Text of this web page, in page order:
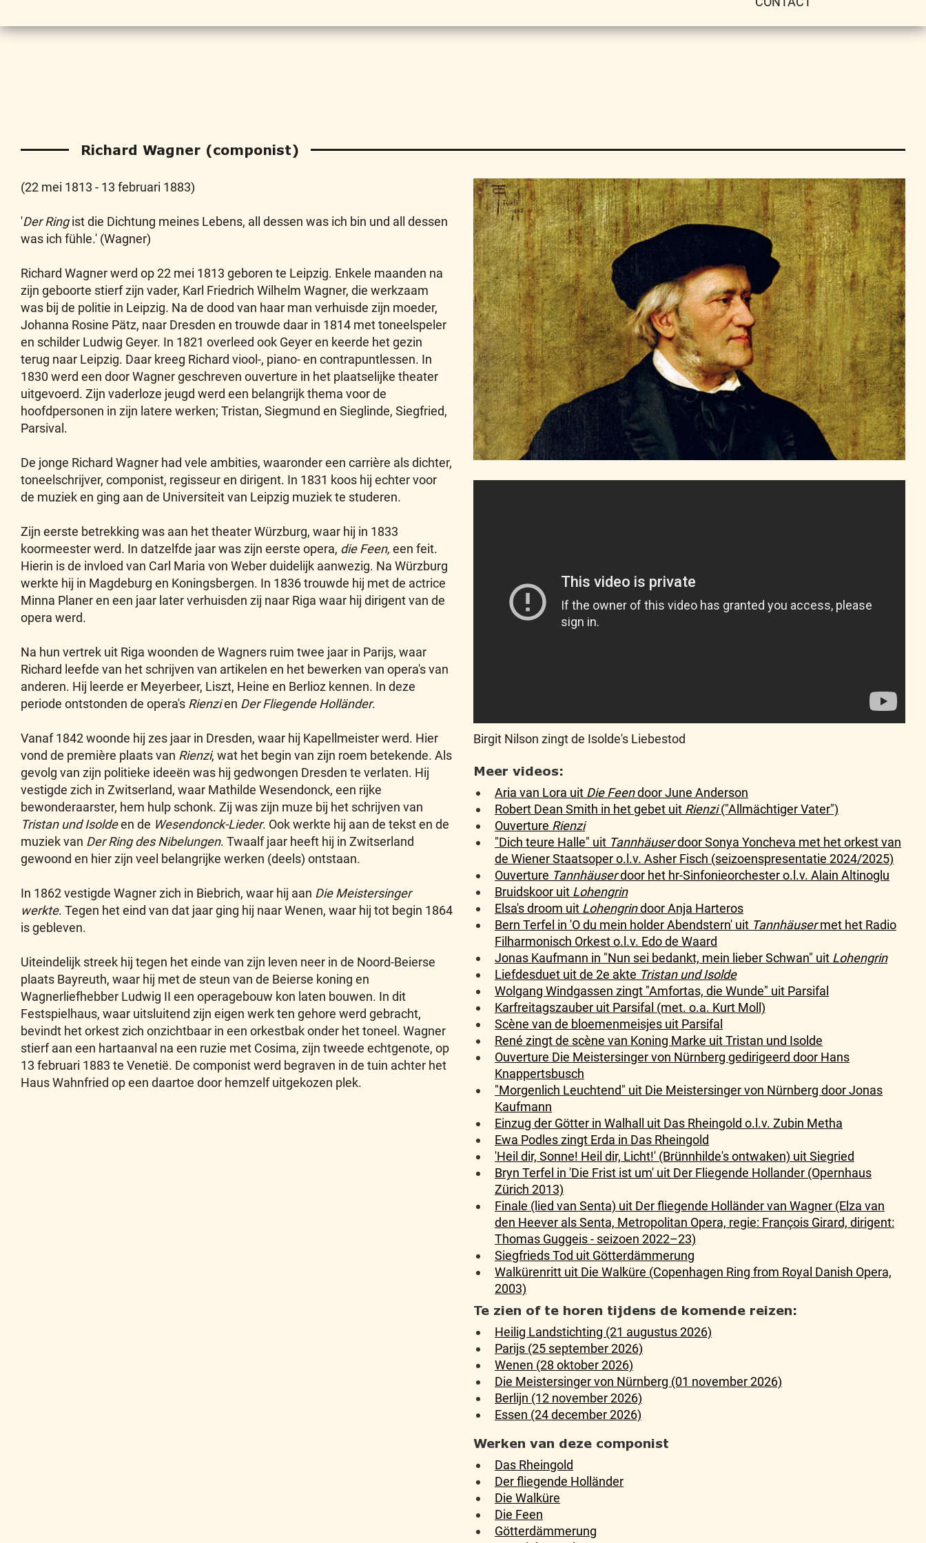
Richard Wagner (componist)
(22 mei 1813 - 13 februari 1883)
'Der Ringist die Dichtung meines Lebens, all dessen was ich bin und all dessen
was ich fühle.' (Wagner)
Richard Wagner werd op 22 mei 1813 geboren te Leipzig. Enkele maanden na
zijn geboorte stierf zijn vader, Karl Friedrich Wilhelm Wagner, die werkzaam
was bij de politie in Leipzig. Na de dood van haar man verhuisde zijn moeder,
Johanna Rosine Pätz, naar Dresden en trouwde daar in 1814 met toneelspeler
en schilder Ludwig Geyer. In 1821 overleed ook Geyer en keerde het gezin
terug naar Leipzig. Daar kreeg Richard viool-, piano- en contrapuntlessen. In
1830 werd een door Wagner geschreven ouverture in het plaatselijke theater
uitgevoerd. Zijn vaderloze jeugd werd een belangrijk thema voor de
hoofdpersonen in zijn latere werken; Tristan, Siegmund en Sieglinde, Siegfried,
Parsival.
De jonge Richard Wagner had vele ambities, waaronder een carrière als dichter,
toneelschrijver, componist, regisseur en dirigent. In 1831 koos hij echter voor
de muziek en ging aan de Universiteit van Leipzig muziek te studeren.
Zijn eerste betrekking was aan het theater Würzburg, waar hij in 1833
koormeester werd. In datzelfde jaar was zijn eerste opera, die Feen, een feit.
Hierin is de invloed van Carl Maria von Weber duidelijk aanwezig. Na Würzburg
werkte hij in Magdeburg en Koningsbergen. In 1836 trouwde hij met de actrice
Minna Planer en een jaar later verhuisden zij naar Riga waar hij dirigent van de
opera werd.
Na hun vertrek uit Riga woonden de Wagners ruim twee jaar in Parijs, waar
Richard leefde van het schrijven van artikelen en het bewerken van opera's van
anderen. Hij leerde er Meyerbeer, Liszt, Heine en Berlioz kennen. In deze
periode ontstonden de opera's Rienzien Der Fliegende Holländer.
Vanaf 1842 woonde hij zes jaar in Dresden, waar hij Kapellmeister werd. Hier
vond de première plaats van Rienzi, wat het begin van zijn roem betekende. Als
gevolg van zijn politieke ideeën was hij gedwongen Dresden te verlaten. Hij
vestigde zich in Zwitserland, waar Mathilde Wesendonck, een rijke
bewonderaarster, hem hulp schonk. Zij was zijn muze bij het schrijven van
Tristan und Isoldeen de Wesendonck-Lieder. Ook werkte hij aan de tekst en de
muziek van Der Ring des Nibelungen. Twaalf jaar heeft hij in Zwitserland
gewoond en hier zijn veel belangrijke werken (deels) ontstaan.
In 1862 vestigde Wagner zich in Biebrich, waar hij aan Die Meistersinger
werkte. Tegen het eind van dat jaar ging hij naar Wenen, waar hij tot begin 1864
is gebleven.
Uiteindelijk streek hij tegen het einde van zijn leven neer in de Noord-Beierse
plaats Bayreuth, waar hij met de steun van de Beierse koning en
Wagnerliefhebber Ludwig II een operagebouw kon laten bouwen. In dit
Festspielhaus, waar uitsluitend zijn eigen werk ten gehore werd gebracht,
bevindt het orkest zich onzichtbaar in een orkestbak onder het toneel. Wagner
stierf aan een hartaanval na een ruzie met Cosima, zijn tweede echtgenote, op
13 februari 1883 te Venetië. De componist werd begraven in de tuin achter het
Haus Wahnfried op een daartoe door hemzelf uitgekozen plek.
Birgit Nilson zingt de Isolde's Liebestod
Meer videos:
Aria van Lora uit Die Feendoor June Anderson
Robert Dean Smith in het gebet uit Rienzi("Allmächtiger Vater")
Ouverture Rienzi
"Dich teure Halle" uit Tannhäuserdoor Sonya Yoncheva met het orkest van
de Wiener Staatsoper o.l.v. Asher Fisch (seizoenspresentatie 2024/2025)
Ouverture Tannhäuserdoor het hr-Sinfonieorchester o.l.v. Alain Altinoglu
Bruidskoor uit Lohengrin
Elsa's droom uit Lohengrindoor Anja Harteros
Bern Terfel in 'O du mein holder Abendstern' uit Tannhäusermet het Radio
Filharmonisch Orkest o.l.v. Edo de Waard
Jonas Kaufmann in "Nun sei bedankt, mein lieber Schwan" uit Lohengrin
Liefdesduet uit de 2e akte Tristan und Isolde
Wolgang Windgassen zingt "Amfortas, die Wunde" uit Parsifal
Karfreitagszauber uit Parsifal (met. o.a. Kurt Moll)
Scène van de bloemenmeisjes uit Parsifal
René zingt de scène van Koning Marke uit Tristan und Isolde
Ouverture Die Meistersinger von Nürnberg gedirigeerd door Hans
Knappertsbusch
"Morgenlich Leuchtend" uit Die Meistersinger von Nürnberg door Jonas
Kaufmann
Einzug der Götter in Walhall uit Das Rheingold o.l.v. Zubin Metha
Ewa Podles zingt Erda in Das Rheingold
'Heil dir, Sonne! Heil dir, Licht!' (Brünnhilde's ontwaken) uit Siegried
Bryn Terfel in 'Die Frist ist um' uit Der Fliegende Hollander (Opernhaus
Zürich 2013)
Finale (lied van Senta) uit Der fliegende Holländer van Wagner (Elza van
den Heever als Senta, Metropolitan Opera, regie: François Girard, dirigent:
Thomas Guggeis - seizoen 2022–23)
Siegfrieds Tod uit Götterdämmerung
Walkürenritt uit Die Walküre (Copenhagen Ring from Royal Danish Opera,
2003)
Te zien of te horen tijdens de komende reizen:
Heilig Landstichting (21 augustus 2026)
Parijs (25 september 2026)
Wenen (28 oktober 2026)
Die Meistersinger von Nürnberg (01 november 2026)
Berlijn (12 november 2026)
Essen (24 december 2026)
Werken van deze componist
Das Rheingold
Der fliegende Holländer
Die Walküre
Die Feen
Götterdämmerung